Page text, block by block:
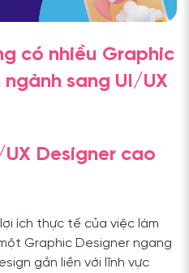
có nhiều Graphic
sang UI/UX
Designer cao
ích thực tế của việc làm
Graphic Designer ngang
gắn liền với lĩnh vực